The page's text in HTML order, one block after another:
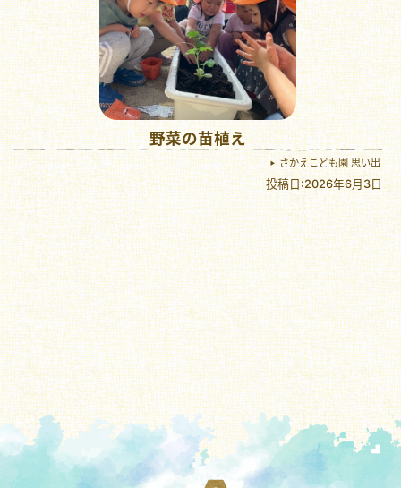
野菜の苗植え
さかえこども園 思い出
投稿日:2026年6月3日